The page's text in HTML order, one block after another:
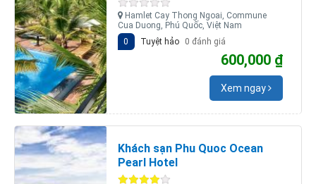
Hamlet Cay Thong Ngoai, Commune
Cua Duong, Phú Quốc, Việt Nam
Tuyệt hảo
0 đánh giá
0
600,000 ₫
Xem ngay
Khách sạn Phu Quoc Ocean
Pearl Hotel